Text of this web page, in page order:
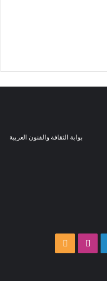
بوابة الثقافة والفنون العربية
لينكدإن انستقرام